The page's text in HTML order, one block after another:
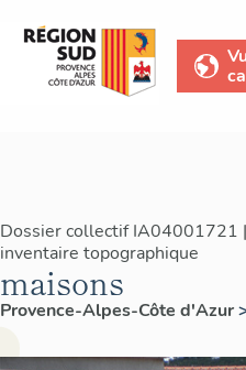
Dossier collectif IA04001721
inventaire topographique
maisons
Provence-Alpes-Côte d'Azur